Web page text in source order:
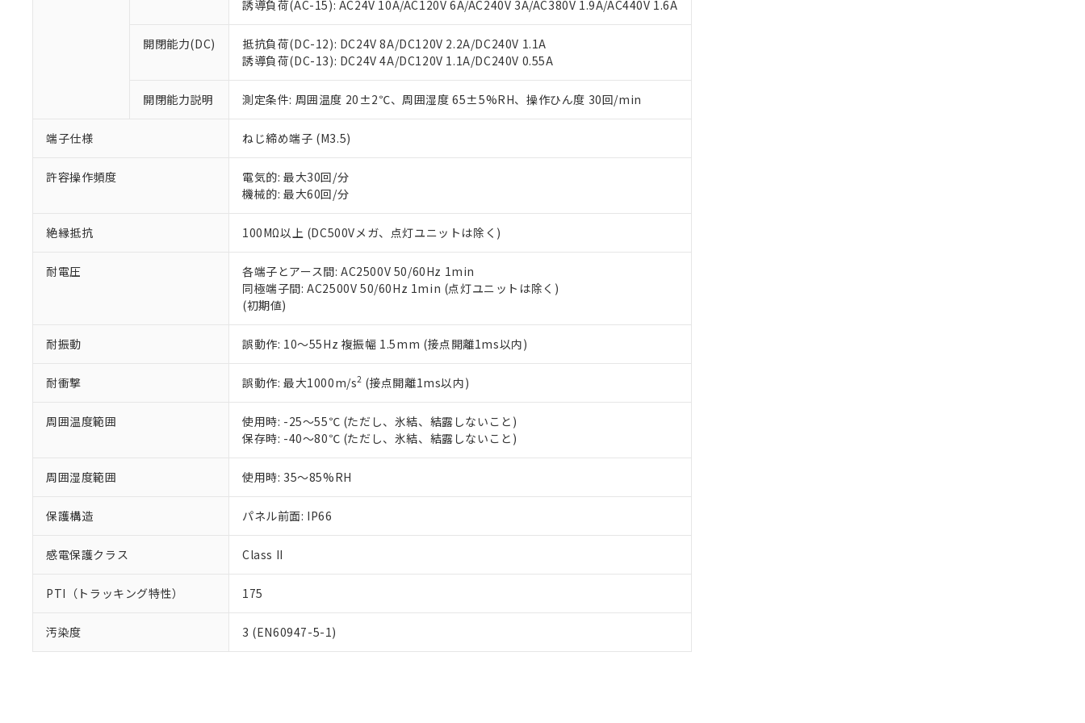
誘導負荷(AC-15): AC24V 10A/AC120V 6A/AC240V 3A/AC380V 1.9A/AC440V 1.6A
開閉能力(DC)
抵抗負荷(DC-12): DC24V 8A/DC120V 2.2A/DC240V 1.1A
誘導負荷(DC-13): DC24V 4A/DC120V 1.1A/DC240V 0.55A
開閉能力説明 測定条件: 周囲温度 20±2℃、周囲湿度 65±5%RH、操作ひん度 30回/min
端子仕様 ねじ締め端子 (M3.5)
許容操作頻度
電気的: 最大30回/分
機械的: 最大60回/分
絶縁抵抗 100MΩ以上 (DC500Vメガ、点灯ユニットは除く)
耐電圧
各端子とアース間: AC2500V 50/60Hz 1min
同極端子間: AC2500V 50/60Hz 1min (点灯ユニットは除く)
(初期値)
耐振動 誤動作: 10～55Hz 複振幅 1.5mm (接点開離1ms以内)
耐衝撃 誤動作: 最大1000m/s2 (接点開離1ms以内)
周囲温度範囲
使用時: -25～55℃ (ただし、氷結、結露しないこと)
保存時: -40～80℃ (ただし、氷結、結露しないこと)
周囲湿度範囲 使用時: 35～85%RH
保護構造 パネル前面: IP66
感電保護クラス Class II
PTI（トラッキング特性） 175
汚染度 3 (EN60947-5-1)
が、当社の製品・サービスに関するお客様との取引・商談に必要な範囲で利用することをご了承くだ
※当社の共同利用者とは、"個人情報の共同利用に関して"
いる法人を指します。
EU RoHS指令（10物質）の非含有証明書
51物質の非含有証明書（当社基準）
※本証明書は発行日時点で非含有を証明するもので、過去に遡って非含有を証明するものではありません。
また、RoHS指令のフタル酸エステル類４物質の対応では、対応完了までの期間は出荷製品に未対応品が
混在することから備考欄に対応日を記載しておりました。
り割愛しております。
白